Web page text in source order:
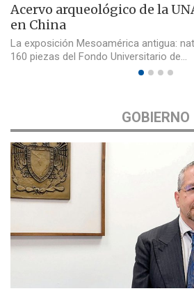
Acervo arqueológico de la
en China
La exposición Mesoamérica antigua:
160 piezas del Fondo Universitario de…
GOBIERNO